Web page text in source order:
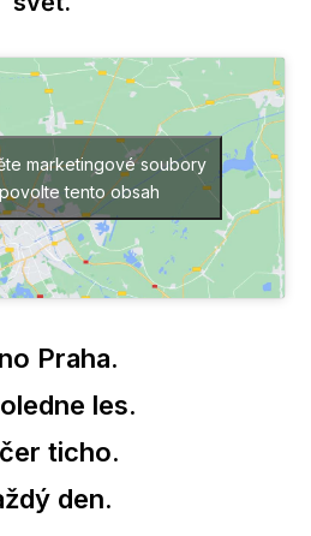
marketingové soubory
tento obsah
Praha.
les.
ticho.
den.